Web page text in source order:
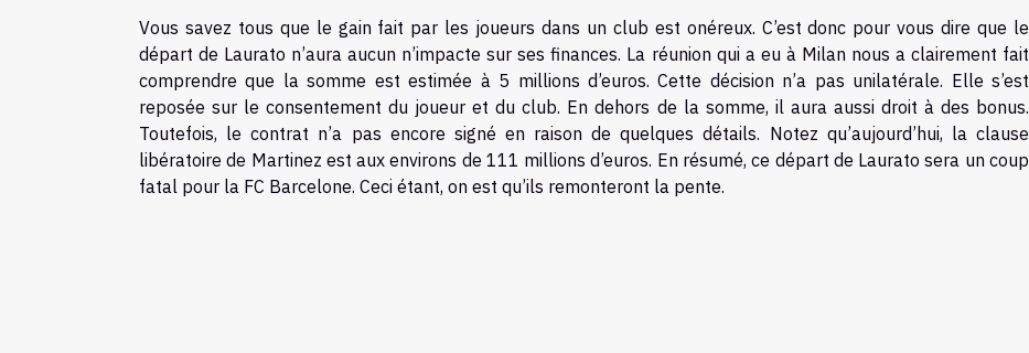
Vous savez tous que le gain fait par les joueurs dans un club est onéreux. C’est donc pour vous dire que le
départ de Laurato n’aura aucun n’impacte sur ses finances. La réunion qui a eu à Milan nous a clairement fait
comprendre que la somme est estimée à 5 millions d’euros. Cette décision n’a pas unilatérale. Elle s’est
reposée sur le consentement du joueur et du club. En dehors de la somme, il aura aussi droit à des bonus.
Toutefois, le contrat n’a pas encore signé en raison de quelques détails. Notez qu’aujourd’hui, la clause
libératoire de Martinez est aux environs de 111 millions d’euros. En résumé, ce départ de Laurato sera un coup
fatal pour la FC Barcelone. Ceci étant, on est qu’ils remonteront la pente.